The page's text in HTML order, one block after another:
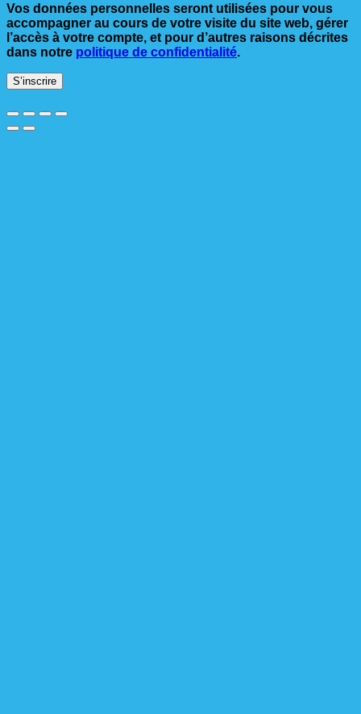
Vos données personnelles seront utilisées pour vous
accompagner au cours de votre visite du site web, gérer
l’accès à votre compte, et pour d’autres raisons décrites
dans notre politique de confidentialité.
S’inscrire